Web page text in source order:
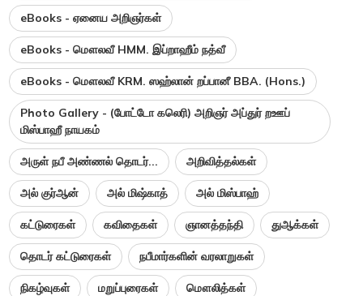
eBooks - ஏனைய அறிஞர்கள்
eBooks - மௌலவீ HMM. இப்றாஹீம் நத்வீ
eBooks - மௌலவீ KRM. ஸஹ்லான் றப்பானீ BBA. (Hons.)
Photo Gallery - (போட்டோ கலெரி) அறிஞர் அப்துர் றஊப்
மிஸ்பாஹீ நாயகம்
அருள் நபீ அண்ணல் தொடர்... அறிவித்தல்கள்
அல் குர்ஆன் அல் மிஷ்காத் அல் மிஸ்பாஹ்
கட்டுரைகள் கவிதைகள் ஞானத்தந்தி துஆக்கள்
தொடர் கட்டுரைகள் நபீமார்களின் வரலாறுகள்
நிகழ்வுகள் மறுப்புரைகள் மௌலித்கள்